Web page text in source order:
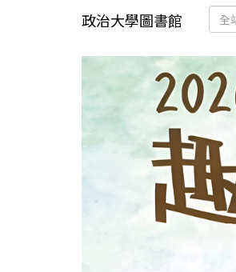
政治大學圖書館